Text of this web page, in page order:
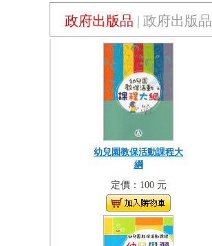
政府出版品 | 政府出版品
幼兒園教保活動課程大
綱
定價：100 元